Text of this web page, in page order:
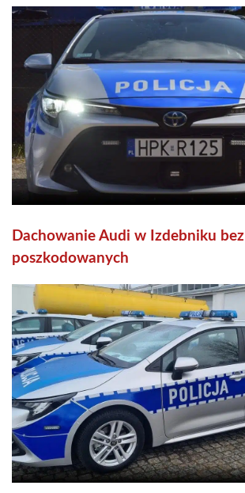
Dachowanie Audi w Izdebniku bez
poszkodowanych